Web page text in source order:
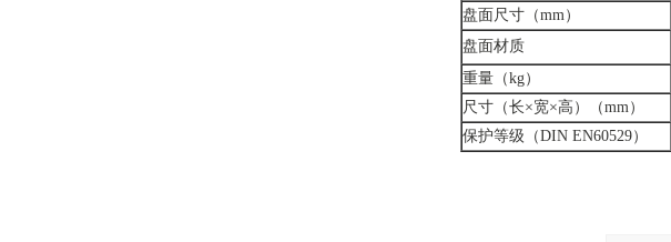
盘面尺寸（mm）
盘面材质
重量（kg）
尺寸（长×宽×高）（mm）
保护等级（DIN EN60529）